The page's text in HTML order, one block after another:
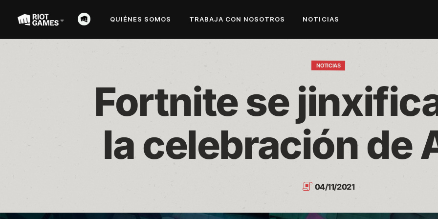
QUIÉNES SOMOS TRABAJA CON NOSOTROS NOTICIAS
NOTICIAS
Fortnite se
la celebración de
04/11/2021